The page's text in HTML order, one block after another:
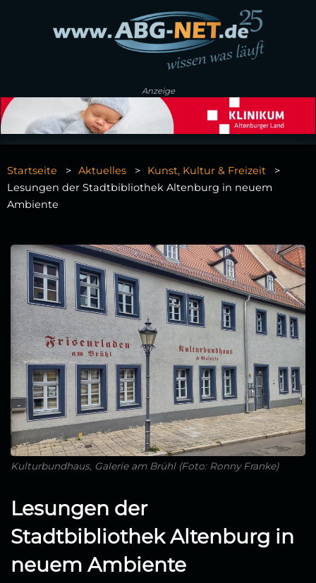
Anzeige
Startseite Aktuelles
Kunst, Kultur & Freizeit
Lesungen der Stadtbibliothek Altenburg in neuem
Ambiente
Kulturbundhaus, Galerie am Brühl (Foto: Ronny Franke)
Lesungen der
Stadtbibliothek Altenburg in
neuem Ambiente